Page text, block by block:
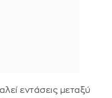
εντάσεις μεταξύ